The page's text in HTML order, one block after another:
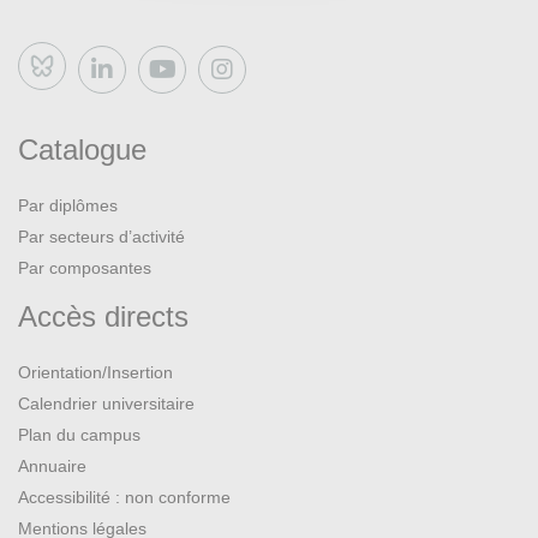
Bluesky
Catalogue
Par diplômes
Par secteurs d’activité
Par composantes
Accès directs
Orientation/Insertion
Calendrier universitaire
Plan du campus
Annuaire
Accessibilité : non conforme
Mentions légales